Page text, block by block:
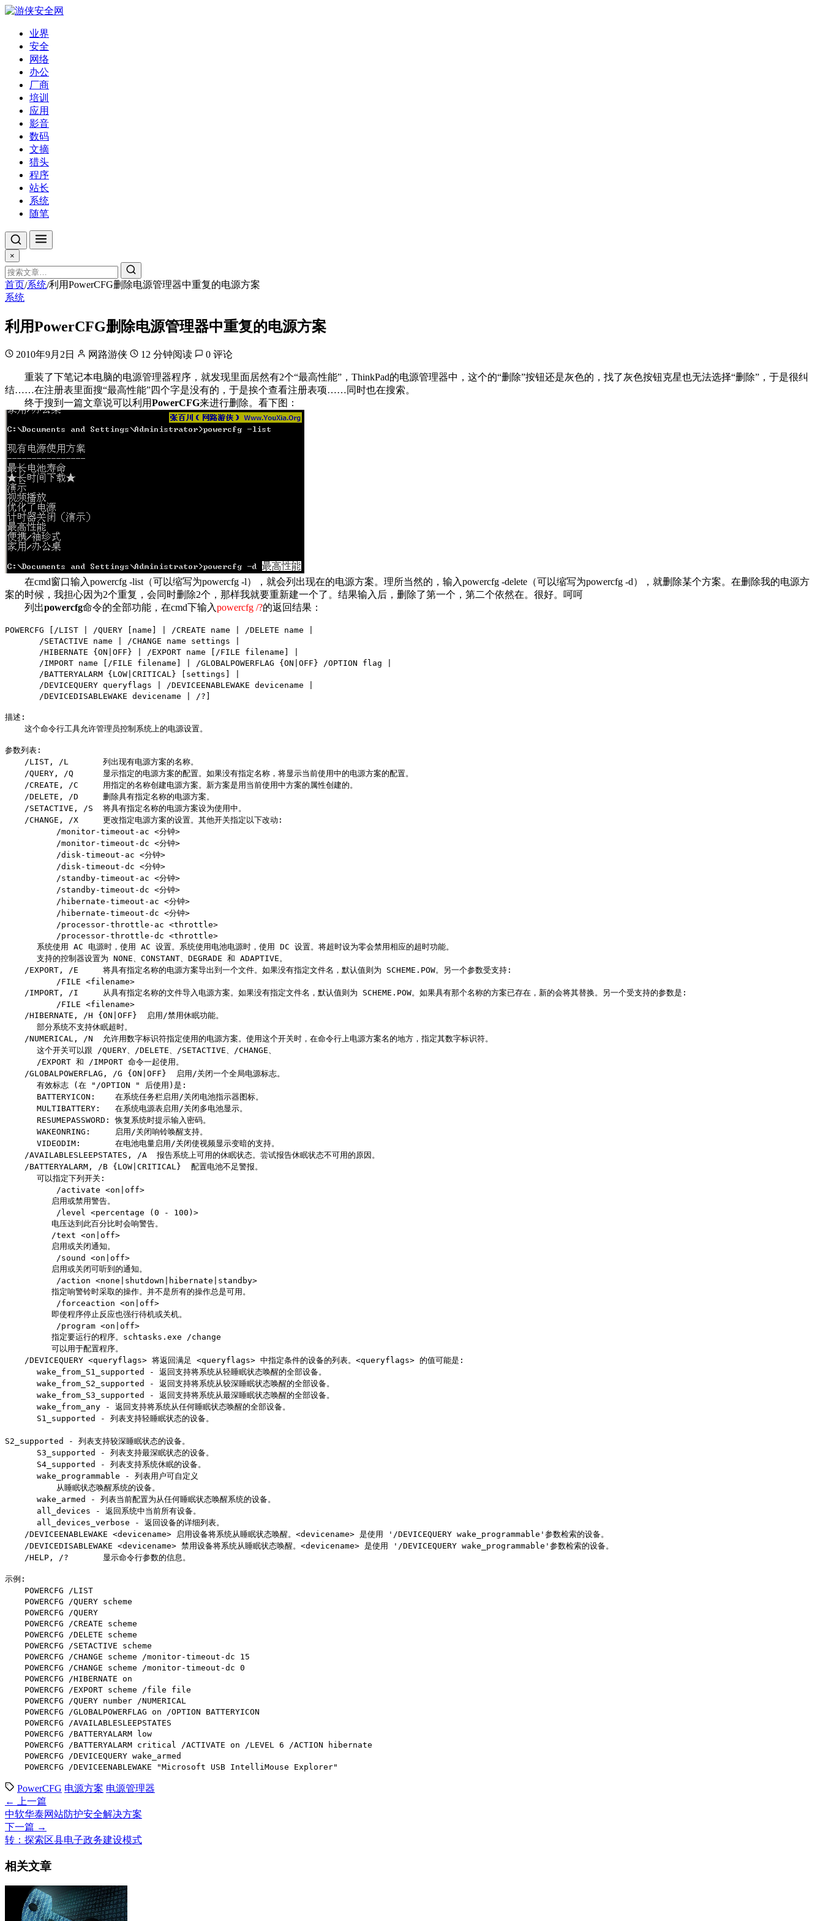
业界
安全
网络
办公
厂商
培训
应用
影音
数码
文摘
猎头
程序
站长
系统
随笔
×
首页/系统/利用PowerCFG删除电源管理器中重复的电源方案
系统
利用PowerCFG删除电源管理器中重复的电源方案
2010年9月2日 网路游侠 12 分钟阅读 0 评论
重装了下笔记本电脑的电源管理器程序，就发现里面居然有2个“最高性能”，ThinkPad的电源管理器中，这个的“删除”按钮还是灰色的，找了灰色按钮克星也无法选择“删除”，于是很纠
结……在注册表里面搜“最高性能”四个字是没有的，于是挨个查看注册表项……同时也在搜索。
终于搜到一篇文章说可以利用PowerCFG来进行删除。看下图：
在cmd窗口输入powercfg -list（可以缩写为powercfg -l），就会列出现在的电源方案。理所当然的，输入powercfg -delete（可以缩写为powercfg -d），就删除某个方案。在删除我的电源方
案的时候，我担心因为2个重复，会同时删除2个，那样我就要重新建一个了。结果输入后，删除了第一个，第二个依然在。很好。呵呵
列出powercfg命令的全部功能，在cmd下输入powercfg /?的返回结果：
POWERCFG [/LIST | /QUERY [name] | /CREATE name | /DELETE name |
/SETACTIVE name | /CHANGE name settings |
/HIBERNATE {ON|OFF} | /EXPORT name [/FILE filename] |
/IMPORT name [/FILE filename] | /GLOBALPOWERFLAG {ON|OFF} /OPTION flag |
/BATTERYALARM {LOW|CRITICAL} [settings] |
/DEVICEQUERY queryflags | /DEVICEENABLEWAKE devicename |
/DEVICEDISABLEWAKE devicename | /?]
描述:
这个命令行工具允许管理员控制系统上的电源设置。
参数列表:
/LIST, /L 列出现有电源方案的名称。
/QUERY, /Q 显示指定的电源方案的配置。如果没有指定名称，将显示当前使用中的电源方案的配置。
/CREATE, /C 用指定的名称创建电源方案。新方案是用当前使用中方案的属性创建的。
/DELETE, /D 删除具有指定名称的电源方案。
/SETACTIVE, /S 将具有指定名称的电源方案设为使用中。
/CHANGE, /X 更改指定电源方案的设置。其他开关指定以下改动:
/monitor-timeout-ac <分钟>
/monitor-timeout-dc <分钟>
/disk-timeout-ac <分钟>
/disk-timeout-dc <分钟>
/standby-timeout-ac <分钟>
/standby-timeout-dc <分钟>
/hibernate-timeout-ac <分钟>
/hibernate-timeout-dc <分钟>
/processor-throttle-ac <throttle>
/processor-throttle-dc <throttle>
系统使用 AC 电源时，使用 AC 设置。系统使用电池电源时，使用 DC 设置。将超时设为零会禁用相应的超时功能。
支持的控制器设置为 NONE、CONSTANT、DEGRADE 和 ADAPTIVE。
/EXPORT, /E 将具有指定名称的电源方案导出到一个文件。如果没有指定文件名，默认值则为 SCHEME.POW。另一个参数受支持:
/FILE <filename>
/IMPORT, /I 从具有指定名称的文件导入电源方案。如果没有指定文件名，默认值则为 SCHEME.POW。如果具有那个名称的方案已存在，新的会将其替换。另一个受支持的参数是:
/FILE <filename>
/HIBERNATE, /H {ON|OFF} 启用/禁用休眠功能。
部分系统不支持休眠超时。
/NUMERICAL, /N 允许用数字标识符指定使用的电源方案。使用这个开关时，在命令行上电源方案名的地方，指定其数字标识符。
这个开关可以跟 /QUERY、/DELETE、/SETACTIVE、/CHANGE、
/EXPORT 和 /IMPORT 命令一起使用。
/GLOBALPOWERFLAG, /G {ON|OFF} 启用/关闭一个全局电源标志。
有效标志 (在 "/OPTION " 后使用)是:
BATTERYICON: 在系统任务栏启用/关闭电池指示器图标。
MULTIBATTERY: 在系统电源表启用/关闭多电池显示。
RESUMEPASSWORD: 恢复系统时提示输入密码。
WAKEONRING: 启用/关闭响铃唤醒支持。
VIDEODIM: 在电池电量启用/关闭使视频显示变暗的支持。
/AVAILABLESLEEPSTATES, /A 报告系统上可用的休眠状态。尝试报告休眠状态不可用的原因。
/BATTERYALARM, /B {LOW|CRITICAL} 配置电池不足警报。
可以指定下列开关:
/activate <on|off>
启用或禁用警告。
/level <percentage (0 - 100)>
电压达到此百分比时会响警告。
/text <on|off>
启用或关闭通知。
/sound <on|off>
启用或关闭可听到的通知。
/action <none|shutdown|hibernate|standby>
指定响警铃时采取的操作。并不是所有的操作总是可用。
/forceaction <on|off>
即使程序停止反应也强行待机或关机。
/program <on|off>
指定要运行的程序。schtasks.exe /change
可以用于配置程序。
/DEVICEQUERY <queryflags> 将返回满足 <queryflags> 中指定条件的设备的列表。<queryflags> 的值可能是:
wake_from_S1_supported - 返回支持将系统从轻睡眠状态唤醒的全部设备。
wake_from_S2_supported - 返回支持将系统从较深睡眠状态唤醒的全部设备。
wake_from_S3_supported - 返回支持将系统从最深睡眠状态唤醒的全部设备。
wake_from_any - 返回支持将系统从任何睡眠状态唤醒的全部设备。
S1_supported - 列表支持轻睡眠状态的设备。
S2_supported - 列表支持较深睡眠状态的设备。
S3_supported - 列表支持最深眠状态的设备。
S4_supported - 列表支持系统休眠的设备。
wake_programmable - 列表用户可自定义
从睡眠状态唤醒系统的设备。
wake_armed - 列表当前配置为从任何睡眠状态唤醒系统的设备。
all_devices - 返回系统中当前所有设备。
all_devices_verbose - 返回设备的详细列表。
/DEVICEENABLEWAKE <devicename> 启用设备将系统从睡眠状态唤醒。<devicename> 是使用 '/DEVICEQUERY wake_programmable'参数检索的设备。
/DEVICEDISABLEWAKE <devicename> 禁用设备将系统从睡眠状态唤醒。<devicename> 是使用 '/DEVICEQUERY wake_programmable'参数检索的设备。
/HELP, /? 显示命令行参数的信息。
示例:
POWERCFG /LIST
POWERCFG /QUERY scheme
POWERCFG /QUERY
POWERCFG /CREATE scheme
POWERCFG /DELETE scheme
POWERCFG /SETACTIVE scheme
POWERCFG /CHANGE scheme /monitor-timeout-dc 15
POWERCFG /CHANGE scheme /monitor-timeout-dc 0
POWERCFG /HIBERNATE on
POWERCFG /EXPORT scheme /file file
POWERCFG /QUERY number /NUMERICAL
POWERCFG /GLOBALPOWERFLAG on /OPTION BATTERYICON
POWERCFG /AVAILABLESLEEPSTATES
POWERCFG /BATTERYALARM low
POWERCFG /BATTERYALARM critical /ACTIVATE on /LEVEL 6 /ACTION hibernate
POWERCFG /DEVICEQUERY wake_armed
POWERCFG /DEVICEENABLEWAKE "Microsoft USB IntelliMouse Explorer"
PowerCFG 电源方案 电源管理器
← 上一篇
中软华泰网站防护安全解决方案
下一篇 →
转：探索区县电子政务建设模式
相关文章